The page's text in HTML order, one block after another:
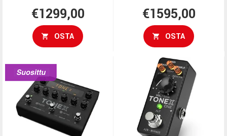
€1299,00
OSTA
€1595,00
OSTA